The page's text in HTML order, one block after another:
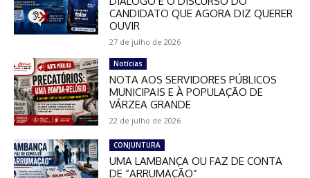
CANDIDATO QUE AGORA DIZ QUERER
OUVIR
27 de julho de 2026
Notícias
NOTA AOS SERVIDORES PÚBLICOS
MUNICIPAIS E À POPULAÇÃO DE
VÁRZEA GRANDE
22 de julho de 2026
CONJUNTURA
UMA LAMBANÇA OU FAZ DE CONTA
DE “ARRUMAÇÃO”